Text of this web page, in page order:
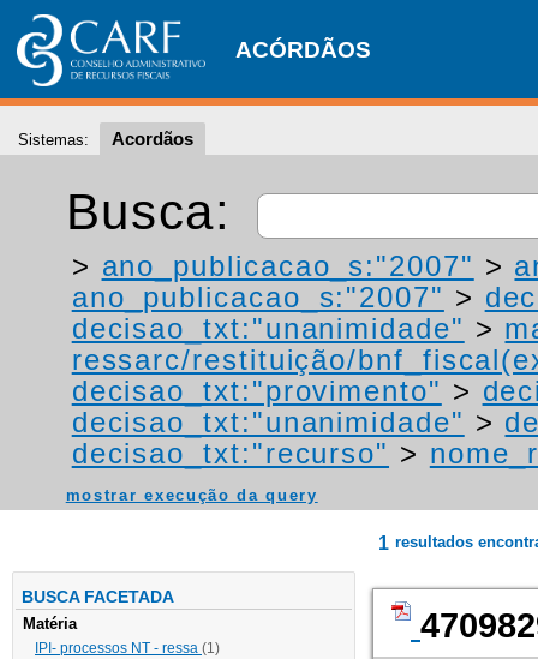
ACÓRDÃOS
Sistemas: Acordãos
Busca:
> ano_publicacao_s:"2007" >
ano_publicacao_s:"2007" >
decisao_txt:"unanimidade" >
ressarc/restituição/
decisao_txt:"provimento" >
decisao_txt:"unanimidade" >
decisao_txt:"recurso" >
mostrar execução da query
BUSCA FACETADA
Matéria
IPI- processos NT - ressa (1)
1 resultados